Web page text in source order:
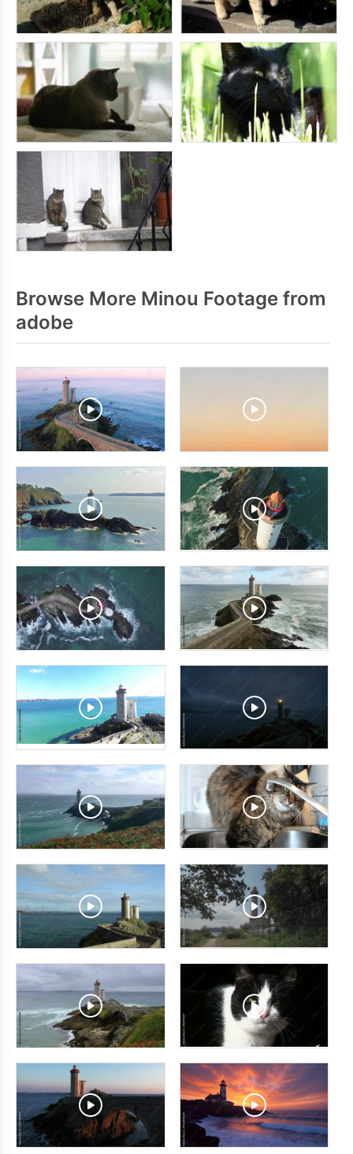
Browse More Minou Footage from
adobe